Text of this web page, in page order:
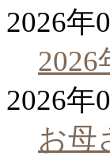
2026年
2026年
お母